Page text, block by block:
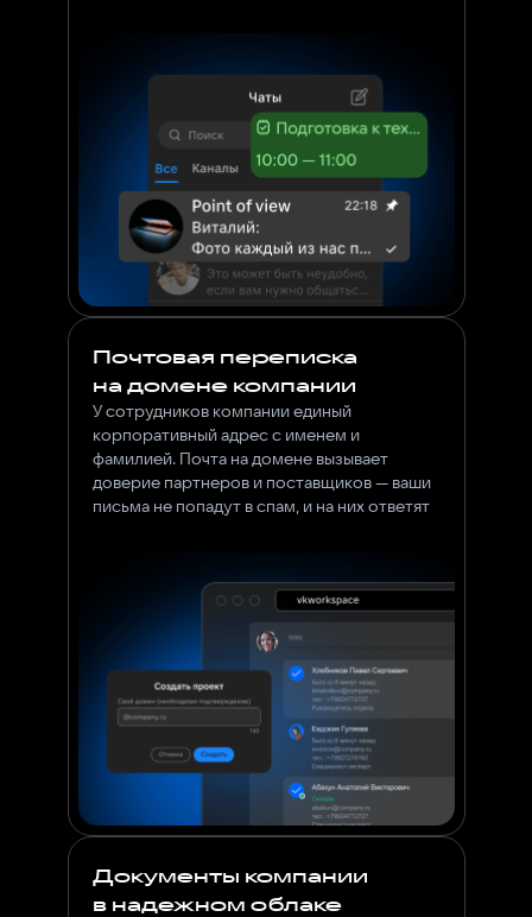
Почтовая переписка
на домене компании
У сотрудников компании единый
корпоративный адрес с именем и
фамилией. Почта на домене вызывает
доверие партнеров и поставщиков — ваши
письма не попадут в спам, и на них ответят
Документы компании
в надежном облаке